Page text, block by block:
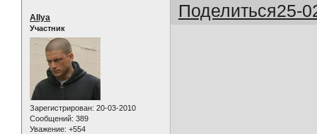
Поделиться25-
AIlya
Участник
Зарегистрирован: 20-03-2010
Сообщений: 389
Уважение: +554